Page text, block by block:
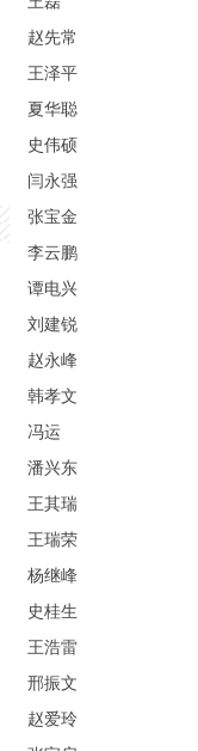
赵先常
王泽平
夏华聪
史伟硕
闫永强
张宝金
李云鹏
谭电兴
刘建锐
赵永峰
韩孝文
冯运
潘兴东
王其瑞
王瑞荣
杨继峰
史桂生
王浩雷
邢振文
赵爱玲